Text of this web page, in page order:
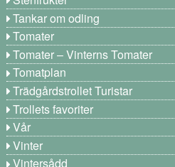
Tankar om odling
Tomater
Tomater – Vinterns Tomater
Tomatplan
Trädgårdstrollet Turistar
Trollets favoriter
Vår
Vinter
Vintersådd